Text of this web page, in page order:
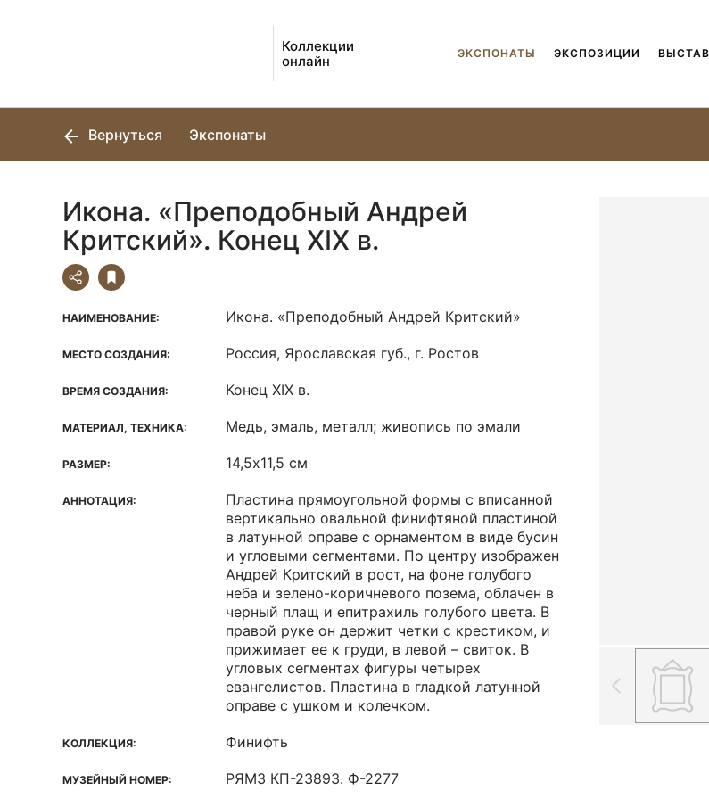
Коллекции
онлайн
ЭКСПОНАТЫ ЭКСПОЗИЦИИ
Вернуться Экспонаты
Икона. «Преподобный Андрей
Критский». Конец XIX в.
НАИМЕНОВАНИЕ: Икона. «Преподобный Андрей Критский»
МЕСТО СОЗДАНИЯ: Россия, Ярославская губ., г. Ростов
ВРЕМЯ СОЗДАНИЯ: Конец XIX в.
МАТЕРИАЛ, ТЕХНИКА: Медь, эмаль, металл; живопись по эмали
РАЗМЕР: 14,5х11,5 см
АННОТАЦИЯ:
Пластина прямоугольной формы с вписанной
вертикально овальной финифтяной пластиной
в латунной оправе с орнаментом в виде бусин
и угловыми сегментами. По центру изображен
Андрей Критский в рост, на фоне голубого
неба и зелено-коричневого позема, облачен в
черный плащ и епитрахиль голубого цвета. В
правой руке он держит четки с крестиком, и
прижимает ее к груди, в левой – свиток. В
угловых сегментах фигуры четырех
евангелистов. Пластина в гладкой латунной
оправе с ушком и колечком.
КОЛЛЕКЦИЯ: Финифть
МУЗЕЙНЫЙ НОМЕР: РЯМЗ КП-23893. Ф-2277